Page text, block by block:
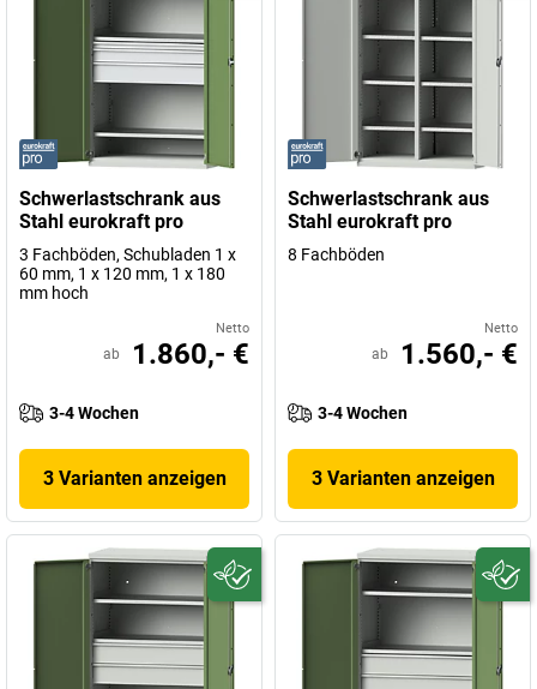
Schwerlastschrank aus
Stahl eurokraft pro
3 Fachböden, Schubladen 1 x
60 mm, 1 x 120 mm, 1 x 180
mm hoch
Netto
ab 1.860,- €
3-4 Wochen
3 Varianten anzeigen
Schwerlastschrank aus
Stahl eurokraft pro
8 Fachböden
Netto
ab 1.560,- €
3-4 Wochen
3 Varianten anzeigen